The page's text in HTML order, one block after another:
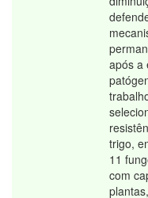
após a
trigo,
11
com